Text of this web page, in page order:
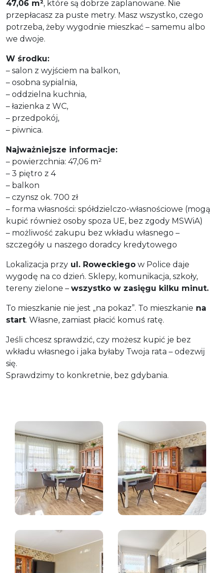
47,06 m², które są dobrze zaplanowane. Nie
przepłacasz za puste metry. Masz wszystko, czego
potrzeba, żeby wygodnie mieszkać – samemu albo
we dwoje.
W środku:
– salon z wyjściem na balkon,
– osobna sypialnia,
– oddzielna kuchnia,
– łazienka z WC,
– przedpokój,
– piwnica.
Najważniejsze informacje:
– powierzchnia: 47,06 m²
– 3 piętro z 4
– balkon
– czynsz ok. 700 zł
– forma własności: spółdzielczo-własnościowe (mogą
kupić również osoby spoza UE, bez zgody MSWiA)
– możliwość zakupu bez wkładu własnego –
szczegóły u naszego doradcy kredytowego
Lokalizacja przy ul. Roweckiego w Police daje
wygodę na co dzień. Sklepy, komunikacja, szkoły,
tereny zielone – wszystko w zasięgu kilku minut.
To mieszkanie nie jest „na pokaz”. To mieszkanie na
start. Własne, zamiast płacić komuś ratę.
Jeśli chcesz sprawdzić, czy możesz kupić je bez
wkładu własnego i jaka byłaby Twoja rata – odezwij
się.
Sprawdzimy to konkretnie, bez gdybania.